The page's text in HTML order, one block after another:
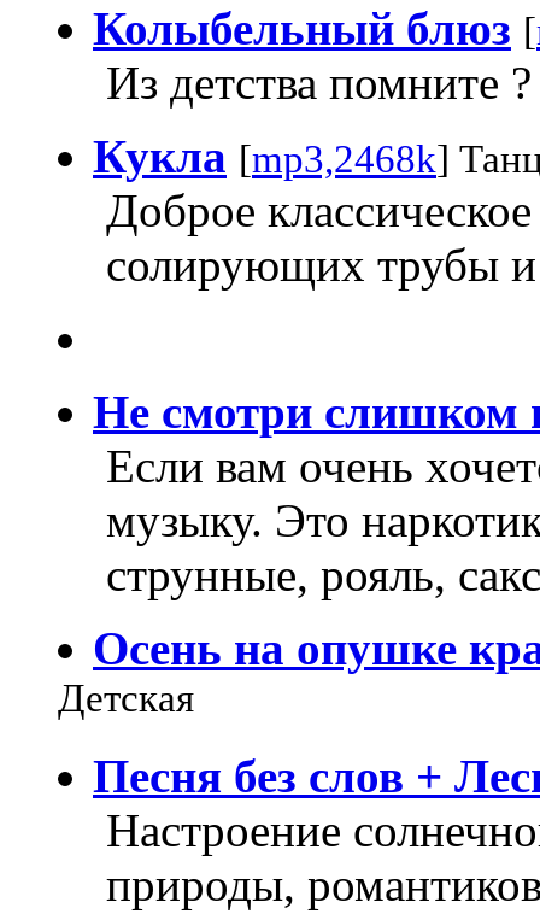
Колыбельный блюз [
Из детства помните
Кукла [mp3,2468k]
Доброе
солирующих трубы и
Не смотри слишком
Если вам очень
музыку. Это
струнные, рояль,
Осень на опушке
Детская
Песня без слов +
Настроение
природы,